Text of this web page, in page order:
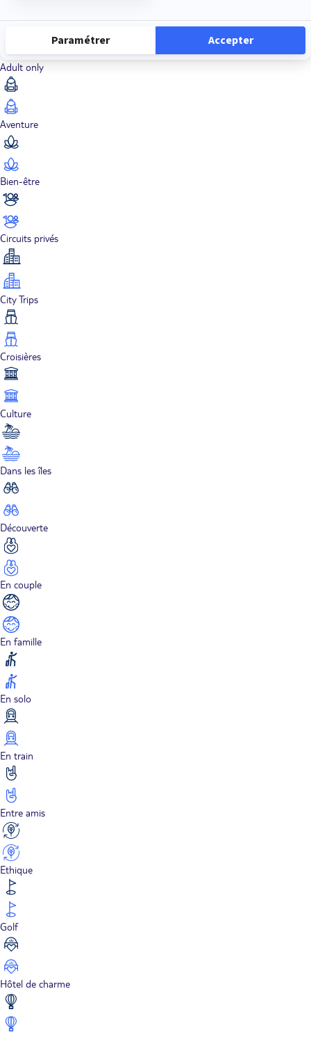
Adult only
Aventure
Bien-être
Circuits privés
City Trips
Croisières
Culture
Dans les îles
Découverte
En couple
En famille
En solo
En train
Entre amis
Ethique
Golf
Hôtel de charme